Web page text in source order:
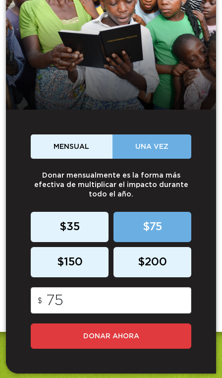
MENSUAL UNA VEZ
Donar mensualmente es la forma más
efectiva de multiplicar el impacto durante
todo el año.
$35 $75
$150 $200
$
DONAR AHORA